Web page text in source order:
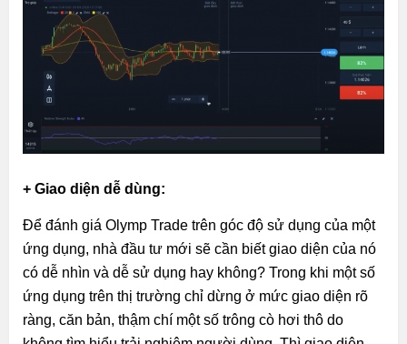
+ Giao diện dễ dùng:
Để đánh giá Olymp Trade trên góc độ sử dụng của một
ứng dụng, nhà đầu tư mới sẽ cần biết giao diện của nó
có dễ nhìn và dễ sử dụng hay không? Trong khi một số
ứng dụng trên thị trường chỉ dừng ở mức giao diện rõ
ràng, căn bản, thậm chí một số trông cò hơi thô do